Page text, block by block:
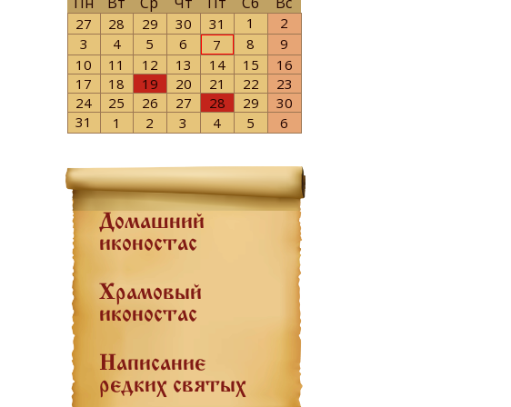
27 28 29 30 31 1
2
3
4 5 6 7 8
9
10
11 12 13 14 15
16
17
18 19 20 21 22
23
24
25 26 27 28 29
30
31
1 2 3 4 5 6
Домашний
иконостас
Храмовый
иконостас
Написание
редких святых